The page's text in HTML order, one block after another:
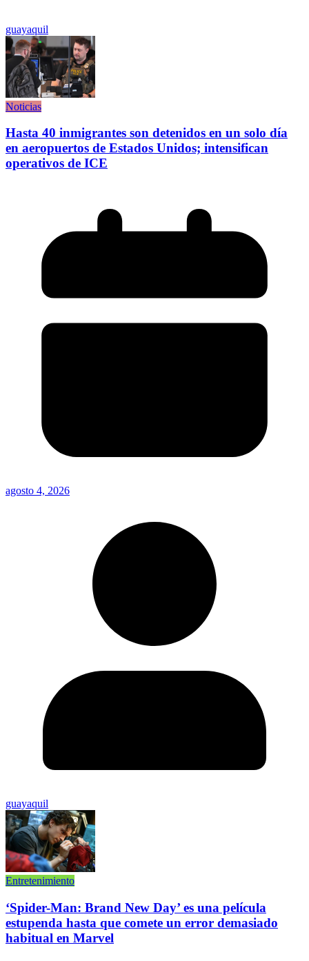
guayaquil
Noticias
Hasta 40 inmigrantes son detenidos en un solo día
en aeropuertos de Estados Unidos; intensifican
operativos de ICE
agosto 4, 2026
guayaquil
Entretenimiento
‘Spider-Man: Brand New Day’ es una película
estupenda hasta que comete un error demasiado
habitual en Marvel